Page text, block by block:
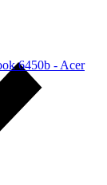
6450b - Acer